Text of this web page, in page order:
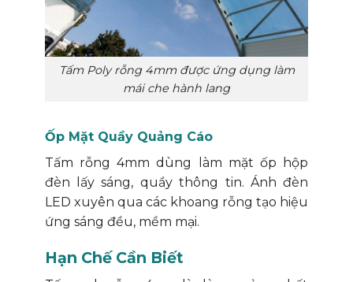
Tấm Poly rỗng 4mm được ứng dụng làm
mái che hành lang
Ốp Mặt Quầy Quảng Cáo
Tấm rỗng 4mm dùng làm mặt ốp hộp
đèn lấy sáng, quầy thông tin. Ánh đèn
LED xuyên qua các khoang rỗng tạo hiệu
ứng sáng đều, mềm mại.
Hạn Chế Cần Biết